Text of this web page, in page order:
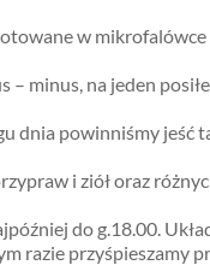
w
minus, na jeden
dnia powinniśmy
i ziół oraz
do g.18.00.
razie przyśpieszamy